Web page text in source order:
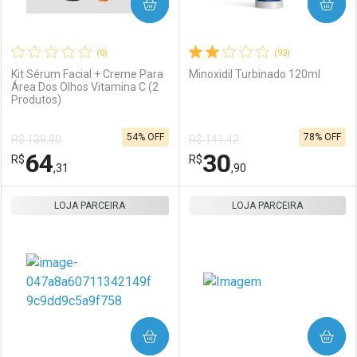
(0)
Kit Sérum Facial + Creme Para
Área Dos Olhos Vitamina C (2
Produtos)
R$ 139,90
R$64,31
54% OFF
COMPRAR
Laboratório
Por Menos
(93)
Minoxidil Turbinado 120ml
R$ 141,42
R$30,90
78% OFF
COMPRAR
LOJA PARCEIRA
COMPRAR
LOJA PARCEIRA
COMPRAR